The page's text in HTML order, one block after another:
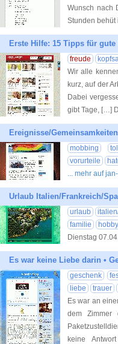
Wunsch nach
Stunden
Erste Hilfe: 15 Tipps für gute
freude
Wir alle
kurz, auf der
Dabei
gibt Tage, […]
Ereignisse/
mobbing
vorurteile
... mehr auf
Urlaub Italien/Frankreich/
urlaub
familie
hobby
Dienstag
Es war keine Liebe darin •
geschenk
liebe
trauer
Es war an
dem
keine